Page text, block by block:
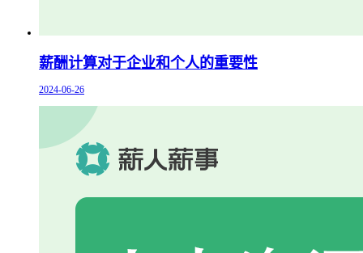
薪酬计算对于企业和个人的重要性
2024-06-26